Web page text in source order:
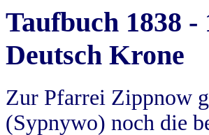
Taufbuch 1838
Deutsch Krone
Zur Pfarrei Zippnow
(Sypnywo) noch die